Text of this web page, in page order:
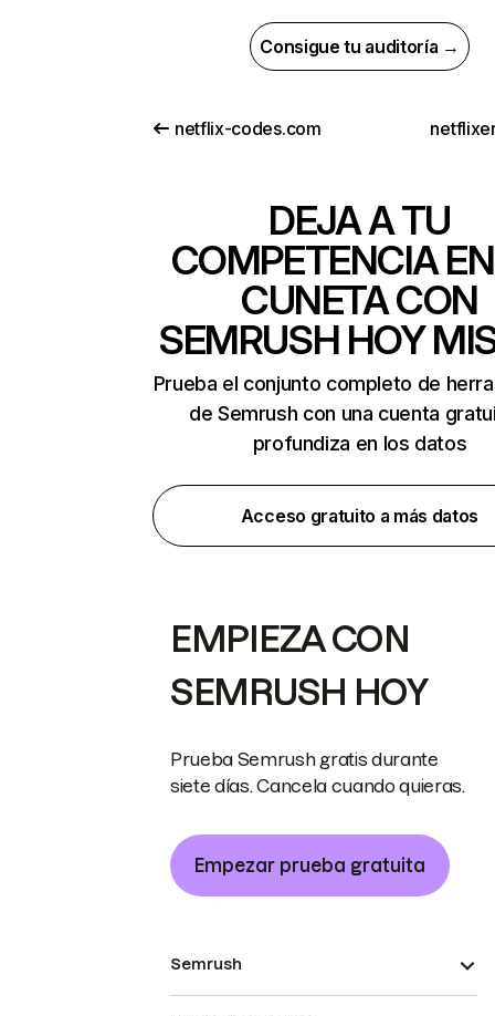
Consigue tu auditoría →
netflix-codes.com
DEJA A TU
COMPETENCIA
CUNETA CON
SEMRUSH HOY
Prueba el conjunto completo de
de Semrush con una cuenta
profundiza en los datos
Acceso gratuito a más datos
EMPIEZA CON
SEMRUSH HOY
Prueba Semrush gratis durante
siete días. Cancela cuando quieras.
Empezar prueba gratuita
Semrush